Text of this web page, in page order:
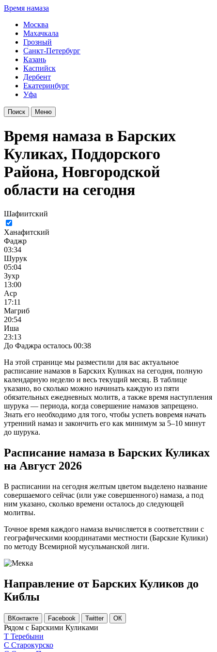
Время намаза
Москва
Махачкала
Грозный
Санкт-Петербург
Казань
Каспийск
Дербент
Екатеринбург
Уфа
Поиск Меню
Время намаза в Барских
Куликах, Поддорского
Района, Новгородской
области на сегодня
Шафиитский
Ханафитский
Фаджр
03:34
Шурук
05:04
Зухр
13:00
Аср
17:11
Магриб
20:54
Иша
23:13
До Фаджра осталось 00:38
На этой странице мы разместили для вас актуальное
расписание намазов в Барских Куликах на сегодня, полную
календарную неделю и весь текущий месяц. В таблице
указано, во сколько можно начинать каждую из пяти
обязательных ежедневных молитв, а также время наступления
шурука — периода, когда совершение намазов запрещено.
Знать его необходимо для того, чтобы успеть вовремя начать
утренний намаз и закончить его как минимум за 5–10 минут
до шурука.
Расписание намаза в Барских Куликах
на Август 2026
В расписании на сегодня желтым цветом выделено название
совершаемого сейчас (или уже совершенного) намаза, а под
ним указано, сколько времени осталось до следующей
молитвы.
Точное время каждого намаза вычисляется в соответствии с
географическими координатами местности (Барские Кулики)
по методу Всемирной мусульманской лиги.
Направление от Барских Куликов до
Киблы
ВКонтакте Facebook Twitter ОК
Рядом с Барскими Куликами
Т Теребыни
С Старокурско